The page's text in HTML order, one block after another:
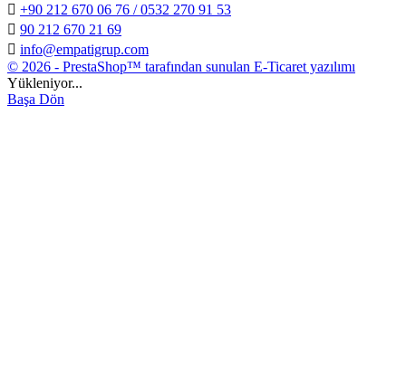
 +90 212 670 06 76 / 0532 270 91 53
 90 212 670 21 69
 info@empatigrup.com
© 2026 - PrestaShop™ tarafından sunulan E-Ticaret yazılımı
Yükleniyor...
Başa Dön